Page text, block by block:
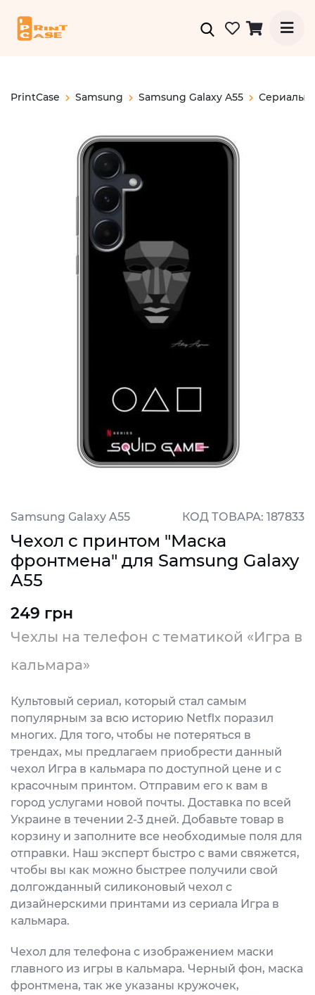
PrintCase Samsung Samsung Galaxy A55 Сериалы
Samsung Galaxy A55 КОД ТОВАРА: 187833
Чехол с принтом "Маска
фронтмена" для Samsung Galaxy
A55
249 грн
Чехлы на телефон с тематикой «Игра в
кальмара»
Культовый сериал, который стал самым
популярным за всю историю Netflx поразил
многих. Для того, чтобы не потеряться в
трендах, мы предлагаем приобрести данный
чехол Игра в кальмара по доступной цене и с
красочным принтом. Отправим его к вам в
город услугами новой почты. Доставка по всей
Украине в течении 2-3 дней. Добавьте товар в
корзину и заполните все необходимые поля для
отправки. Наш эксперт быстро с вами свяжется,
чтобы вы как можно быстрее получили свой
долгожданный силиконовый чехол с
дизайнерскими принтами из сериала Игра в
кальмара.
Чехол для телефона с изображением маски
главного из игры в кальмара. Черный фон, маска
фронтмена, так же указаны кружочек,